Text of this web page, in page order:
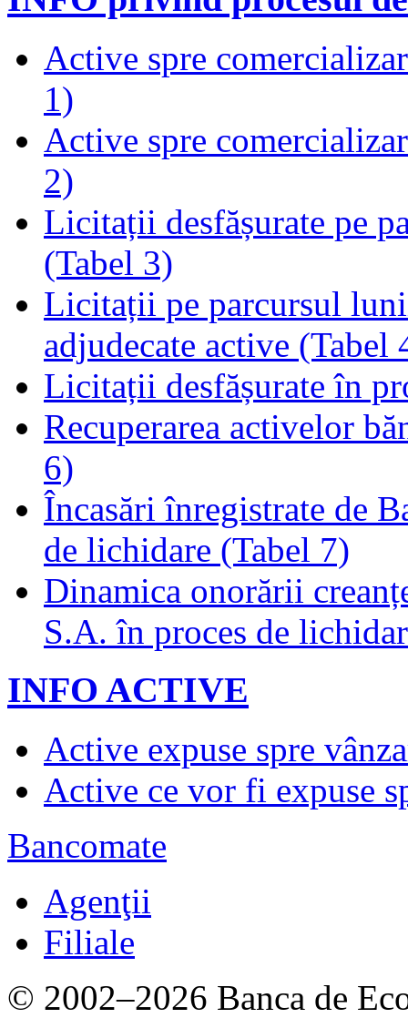
Active spre
1)
Active spre
2)
Licitații desfășurate pe
(Tabel 3)
Licitații pe parcursul
adjudecate active (Tabel
Licitații desfășurate în
Recuperarea activelor
6)
Încasări înregistrate de
de lichidare (Tabel 7)
Dinamica onorării
S.A. în proces de
INFO ACTIVE
Active expuse spre
Active ce vor fi expuse
Bancomate
Agenţii
Filiale
© 2002–2026 Banca de